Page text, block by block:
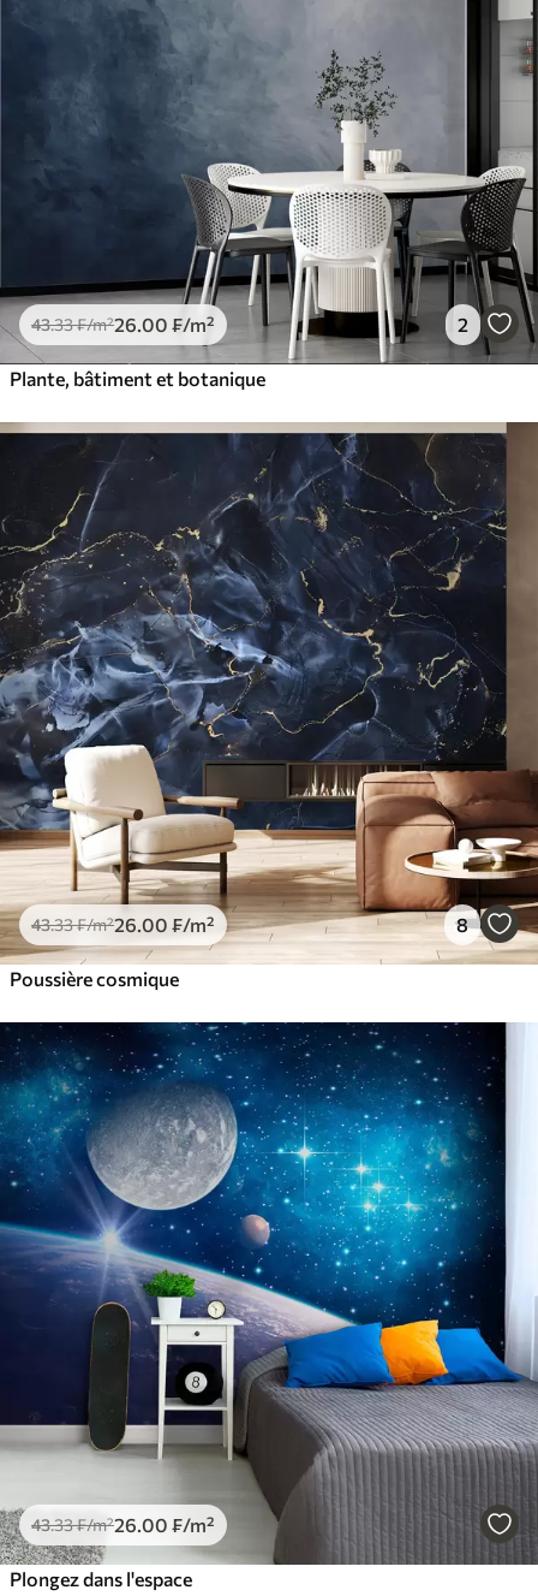
43.33₣/m²26 .00 ₣/m² 2
Plante, bâtiment et botanique
43.33₣/m²26 .00 ₣/m² 8
Poussière cosmique
43.33₣/m²26 .00 ₣/m²
Plongez dans l'espace